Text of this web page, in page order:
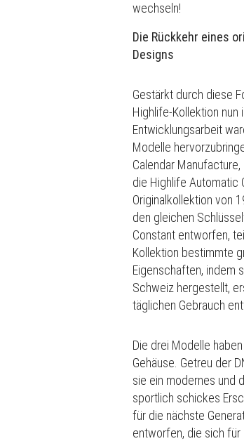
wechseln!
Die Rückkehr eines
Designs
Gestärkt durch diese
Highlife-Kollektion nun
Entwicklungsarbeit
Modelle
Calendar
die Highlife Automatic
Originalkollektion von
den gleichen
Constant entworfen,
Kollektion bestimmte
Eigenschaften, indem
Schweiz hergestellt,
täglichen Gebrauch
Die drei Modelle
Gehäuse. Getreu der
sie ein modernes und
sportlich schickes
für die nächste
entworfen, die sich